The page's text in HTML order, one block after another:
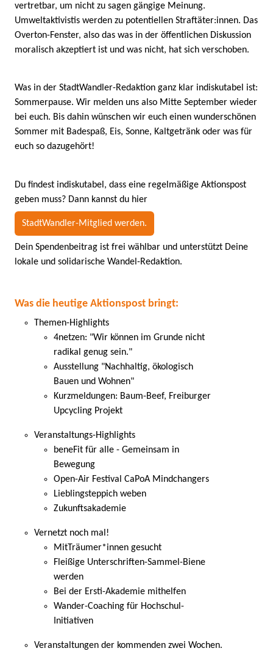
vertretbar, um nicht zu sagen gängige Meinung.
Umweltaktivistis werden zu potentiellen Straftäter:innen. Das
Overton-Fenster, also das was in der öffentlichen Diskussion
moralisch akzeptiert ist und was nicht, hat sich verschoben.
Was in der StadtWandler-Redaktion ganz klar indiskutabel ist:
Sommerpause. Wir melden uns also Mitte September wieder
bei euch. Bis dahin wünschen wir euch einen wunderschönen
Sommer mit Badespaß, Eis, Sonne, Kaltgetränk oder was für
euch so dazugehört!
Du findest indiskutabel, dass eine regelmäßige Aktionspost
geben muss? Dann kannst du hier
StadtWandler-Mitglied werden.
Dein Spendenbeitrag ist frei wählbar und unterstützt Deine
lokale und solidarische Wandel-Redaktion.
Was die heutige Aktionspost bringt:
Themen-Highlights
4netzen: "Wir können im Grunde nicht
radikal genug sein."
Ausstellung "Nachhaltig, ökologisch
Bauen und Wohnen"
Kurzmeldungen: Baum-Beef, Freiburger
Upcycling Projekt
Veranstaltungs-Highlights
beneFit für alle - Gemeinsam in
Bewegung
Open-Air Festival CaPoA Mindchangers
Lieblingsteppich weben
Zukunftsakademie
Vernetzt noch mal!
MitTräumer*innen gesucht
Fleißige Unterschriften-Sammel-Biene
werden
Bei der Ersti-Akademie mithelfen
Wander-Coaching für Hochschul-
Initiativen
Veranstaltungen der kommenden zwei Wochen.